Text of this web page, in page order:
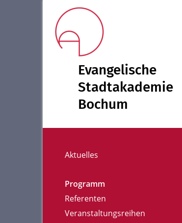
Evangelische
Stadtakademie
Bochum
Aktuelles
Programm
Referenten
Veranstaltungsreihen